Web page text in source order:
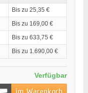
Bis zu 25,35 €
Bis zu 169,00 €
Bis zu 633,75 €
Bis zu 1.690,00 €
Verfügbar